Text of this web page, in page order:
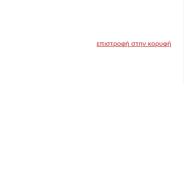
επιστροφή στην κορυφή